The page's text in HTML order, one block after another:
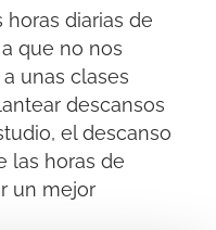
horas diarias de
que no nos
unas clases
descansos
el descanso
las horas de
un mejor